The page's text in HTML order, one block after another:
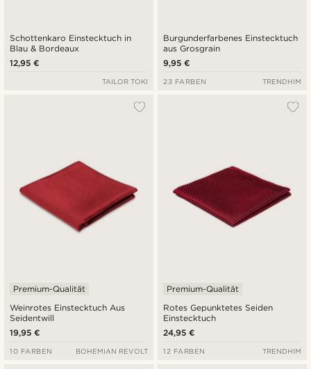
Schottenkaro Einstecktuch in
Blau & Bordeaux
12,95 €
TAILOR TOKI
Burgunderfarbenes Einstecktuch
aus Grosgrain
9,95 €
23 FARBEN TRENDHIM
Weinrotes Einstecktuch Aus
Seidentwill
Premium-Qualität
19,95 €
10 FARBEN BOHEMIAN REVOLT
Rotes Gepunktetes Seiden
Einstecktuch
Premium-Qualität
24,95 €
12 FARBEN TRENDHIM